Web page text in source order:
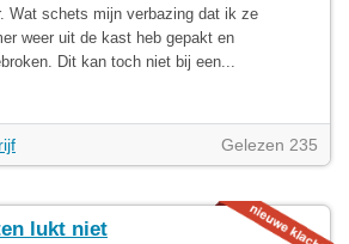
Wat schets mijn verbazing dat ik ze
weer uit de kast heb gepakt en
Dit kan toch niet bij een...
Gelezen 235
lukt niet